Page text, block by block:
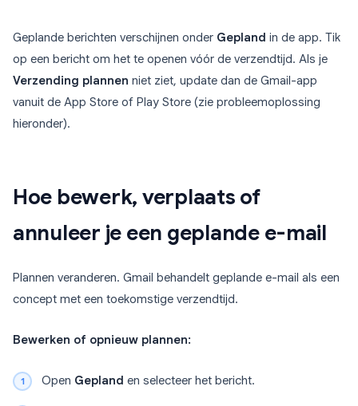
Geplande berichten verschijnen onder Gepland in de app. Tik
op een bericht om het te openen vóór de verzendtijd. Als je
Verzending plannen niet ziet, update dan de Gmail-app
vanuit de App Store of Play Store (zie probleemoplossing
hieronder).
Hoe bewerk, verplaats of
annuleer je een geplande e-mail
Plannen veranderen. Gmail behandelt geplande e-mail als een
concept met een toekomstige verzendtijd.
Bewerken of opnieuw plannen:
Open Gepland en selecteer het bericht.